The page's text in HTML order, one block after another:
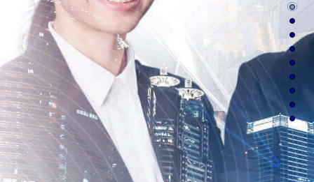
Detaylı İnceleyin
40 Yıllık
Monobrand mağazacılık
Detaylı İncele
İNŞAAT
Yaşam kalitesini artıran çözümler…